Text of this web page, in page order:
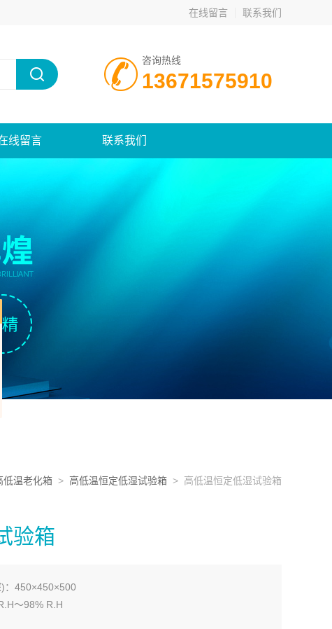
在线留言 联系我们
咨询热线
13671575910
线留言 联系我们
低温老化箱 > 高低温恒定低湿试验箱 > 高低温恒定低湿试验箱
验箱
：450×450×500
～98% R.H